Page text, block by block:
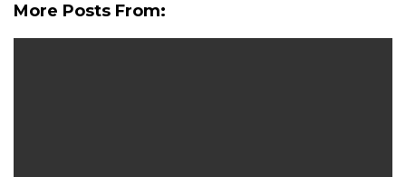
More Posts From: